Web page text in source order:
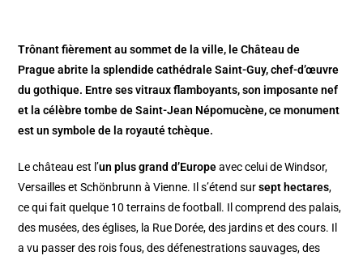
Trônant fièrement au sommet de la ville, le Château de
Prague abrite la splendide cathédrale Saint-Guy, chef-d’œuvre
du gothique. Entre ses vitraux flamboyants, son imposante nef
et la célèbre tombe de Saint-Jean Népomucène, ce monument
est un symbole de la royauté tchèque.
Le château est l’un plus grand d’Europeavec celui de Windsor,
Versailles et Schönbrunn à Vienne. Il s’étend sursept hectares,
ce qui fait quelque 10 terrains de football. Il comprend des palais,
des musées, des églises, la Rue Dorée, des jardins et des cours. Il
a vu passer des rois fous, des défenestrations sauvages, des